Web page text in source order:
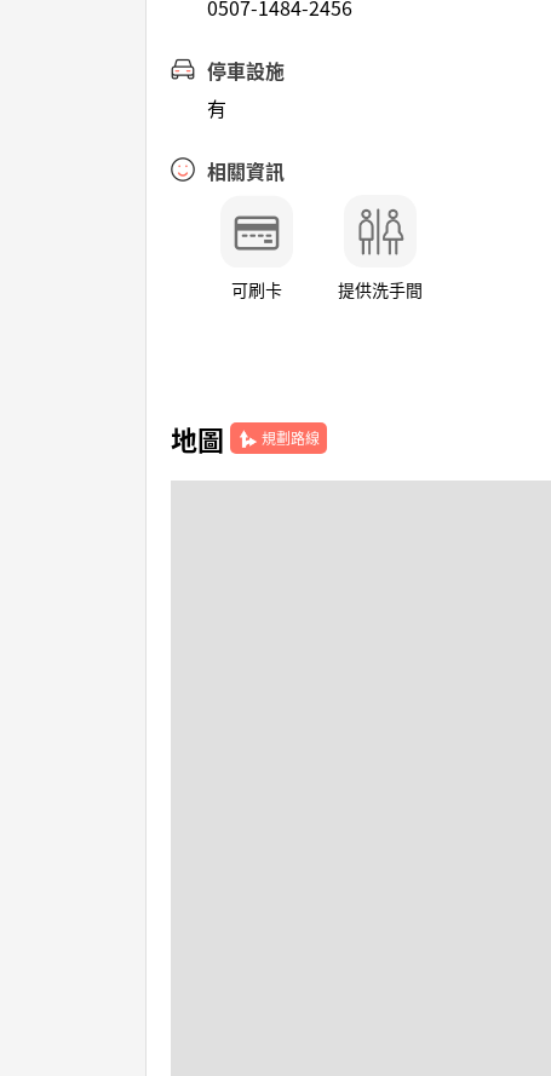
0507-1484-2456
停車設施
有
相關資訊
可刷卡 提供洗手間
地圖 規劃路線